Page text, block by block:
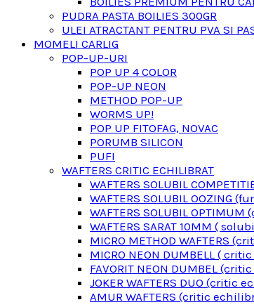
PUDRA PASTA BOILIES 300GR
ULEI ATRACTANT PENTRU PVA SI
MOMELI CARLIG
POP-UP-URI
POP UP 4 COLOR
POP-UP NEON
METHOD POP-UP
WORMS UP!
POP UP FITOFAG, NOVAC
PORUMB SILICON
PUFI
WAFTERS CRITIC ECHILIBRAT
WAFTERS SOLUBIL
WAFTERS SOLUBIL OOZING
WAFTERS SOLUBIL
WAFTERS SARAT 10MM (
MICRO METHOD WAFTERS
MICRO NEON DUMBELL (
FAVORIT NEON DUMBEL
JOKER WAFTERS DUO (critic
AMUR WAFTERS (critic